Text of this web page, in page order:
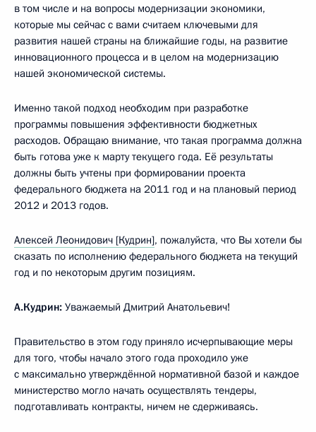
в том числе и на вопросы модернизации экономики,
которые мы сейчас с вами считаем ключевыми для
развития нашей страны на ближайшие годы, на развитие
инновационного процесса и в целом на модернизацию
нашей экономической системы.
Именно такой подход необходим при разработке
программы повышения эффективности бюджетных
расходов. Обращаю внимание, что такая программа должна
быть готова уже к марту текущего года. Её результаты
должны быть учтены при формировании проекта
федерального бюджета на 2011 год и на плановый период
2012 и 2013 годов.
Алексей Леонидович [Кудрин], пожалуйста, что Вы хотели бы
сказать по исполнению федерального бюджета на текущий
год и по некоторым другим позициям.
А.Кудрин: Уважаемый Дмитрий Анатольевич!
Правительство в этом году приняло исчерпывающие меры
для того, чтобы начало этого года проходило уже
с максимально утверждённой нормативной базой и каждое
министерство могло начать осуществлять тендеры,
подготавливать контракты, ничем не сдерживаясь.